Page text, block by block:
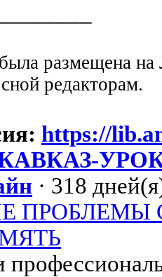
размещена на
редакторам.
https://
· 318
ПРОБЛЕМЫ